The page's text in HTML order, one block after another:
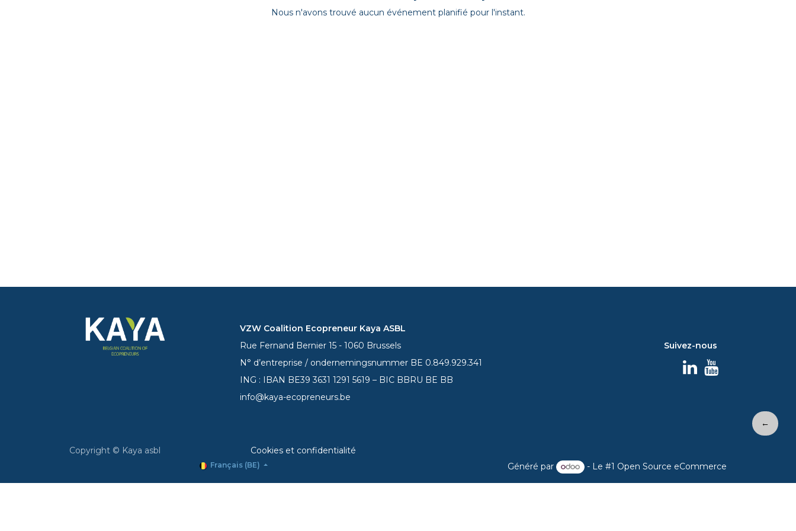
Nous n'avons trouvé aucun événement planifié pour l'instant.
Suivez-nous
←
VZW Coalition Ecopreneur Kaya ASBL
Rue Fernand Bernier 15 - 1060 Brussels
N° d’entreprise / ondernemingsnummer BE 0.849.929.341
ING : IBAN BE393631 1291 5619 – BIC BBRU BE BB
info@kaya-ecopreneurs.be
Copyright © Kaya asbl Cookies et confidentialité
Français (BE) Généré par - Le #1 Open Source eCommerce